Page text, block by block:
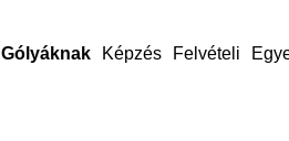
Gólyáknak Képzés Felvételi